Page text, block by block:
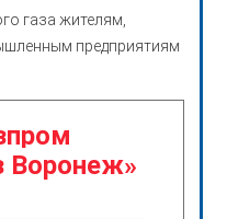
газа жителям,
предприятиям
Воронеж»